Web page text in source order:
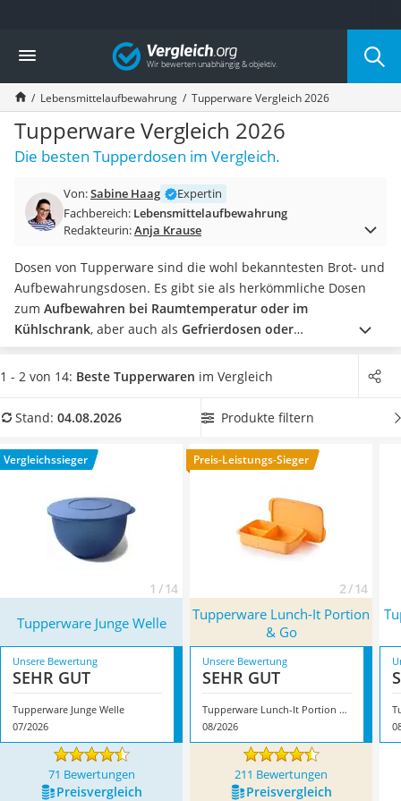
Die beliebtesten Vergleiche nach Kategorie
Haushalt
Wassersprudler
Zentralstaubsauger
Brotbackautomat
Wischroboter
Wäschespinne
Spülmaschinentabs
Akku-Staubsauger
AEG-Waschmaschine
Saug-Wisch-Roboter
Handstaubsauger
Milchaufschäumer
Kondenstrockner
Reiskocher
Tierhaarstaubsauger
Nespresso-Maschine
Messerschärfer
Vergleich
Lebensmittelaufbewahrung Tupperware Vergleich 2026
Tupperware Vergleich 2026
Die besten Tupperdosen im Vergleich.
Von:Sabine Haag
Expertin
Fachbereich: Lebensmittelaufbewahrung
Redakteurin:Anja Krause
Dosen von Tupperware sind die wohl bekanntesten Brot- und
Aufbewahrungsdosen. Es gibt sie als herkömmliche Dosen
zum Aufbewahren bei Raumtemperatur oder im
Kühlschrank, aber auch als Gefrierdosen oder
Mikrowellendosen. Laut gängigen Tests im Internet sind alle
Tupperdosenspülmaschinenfest und ermöglichen Ihnen so
jetzt ein Tupperware-Set aus unserer Vergleichstabelle, das
uns hier im August 2026 besonders das ModellTupperware
Junge Welle* mit seinen Eigenschaften.
1 - 2 von 14: Beste Tupperwaren im Vergleich
Stand: 04.08.2026 Produkte filtern
Vergleichssieger
1 / 14
Preis-Leistungs-Sieger
2 / 14
Tupperware Junge Welle
Tupperware Lunch-It Portion
& Go
Unsere Bewertung
SEHR GUT
Tupperware Junge Welle
07/2026
Unsere Bewertung
SEHR GUT
Tupperware Lunch-It Portion & Go
08/2026
71 Bewertungen 211 Bewertungen
Preis­vergleich
Preis­vergleich